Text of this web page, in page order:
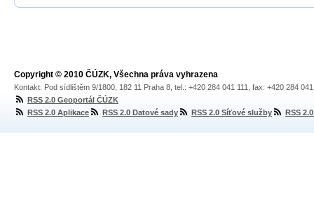
Copyright © 2010 ČÚZK, Všechna práva vyhrazena
Kontakt: Pod sídlištěm 9/1800, 182 11 Praha 8, tel.: +420 284 041 111, fax: +420 284
RSS 2.0 Geoportál ČÚZK
RSS 2.0 Aplikace
RSS 2.0 Datové sady RSS 2.0 Síťové služby RSS